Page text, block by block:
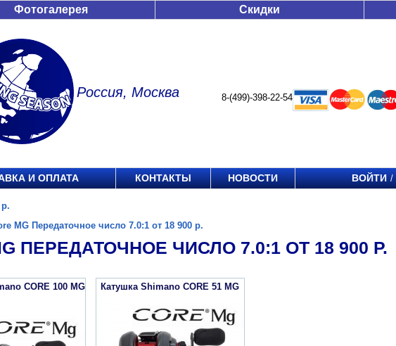
Фотогалерея Скидки
Россия, Москва 8-(499)-398-22-54
И ОПЛАТА КОНТАКТЫ НОВОСТИ ВОЙТИ /
MG Передаточное число 7.0:1 от 18 900 р.
ПЕРЕДАТОЧНОЕ ЧИСЛО 7.0:1 ОТ 18 900 Р.
CORE 100 MG
Катушка Shimano CORE 51 MG